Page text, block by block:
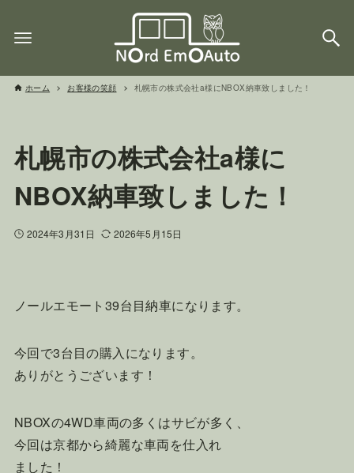
ホーム お客様の笑顔 札幌市の株式会社a様にNBOX納車致しました！
札幌市の株式会社a様に
NBOX納車致しました！
2024年3月31日 2026年5月15日
ノールエモート39台目納車になります。
今回で3台目の購入になります。
ありがとうございます！
NBOXの4WD車両の多くはサビが多く、
今回は京都から綺麗な車両を仕入れ
ました！